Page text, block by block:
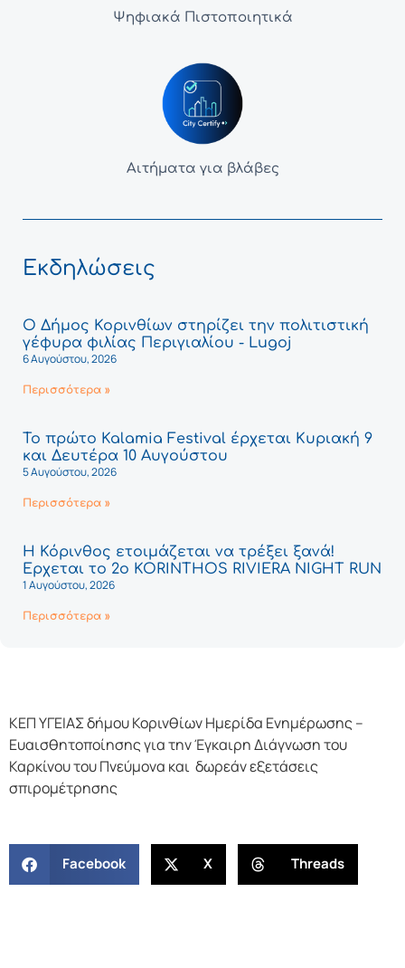
Ψηφιακά Πιστοποιητικά
Αιτήματα για βλάβες
Εκδηλώσεις
Ο Δήμος Κορινθίων στηρίζει την πολιτιστική
γέφυρα φιλίας Περιγιαλίου - Lugoj
6 Αυγούστου, 2026
Περισσότερα »
Το πρώτο Kalamia Festival έρχεται Κυριακή 9
και Δευτέρα 10 Αυγούστου
5 Αυγούστου, 2026
Περισσότερα »
Η Κόρινθος ετοιμάζεται να τρέξει ξανά!
Έρχεται το 2ο KORINTHOS RIVIERA NIGHT RUN
1 Αυγούστου, 2026
Περισσότερα »
ΚΕΠ ΥΓΕΙΑΣ δήμου Κορινθίων Ημερίδα Ενημέρωσης –
Ευαισθητοποίησης για την Έγκαιρη Διάγνωση του
Καρκίνου του Πνεύμονα και δωρεάν εξετάσεις
σπιρομέτρησης
Facebook X Threads